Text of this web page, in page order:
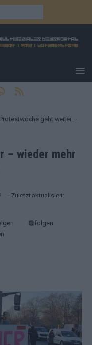
Protestwoche geht weiter –
– wieder mehr
· Zuletzt aktualisiert:
folgen